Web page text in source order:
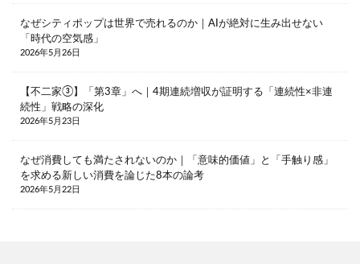
なぜシティポップは世界で売れるのか｜AIが絶対に生み出せない
「時代の空気感」
2026年5月26日
【不二家③】「第3章」へ｜4期連続増収が証明する「連続性×非連
続性」戦略の深化
2026年5月23日
なぜ消費しても満たされないのか｜「意味的価値」と「手触り感」
を求める新しい消費を論じた8本の論考
2026年5月22日